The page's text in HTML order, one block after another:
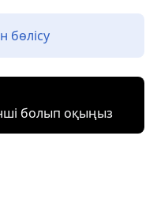
бөлісу
болып оқыңыз